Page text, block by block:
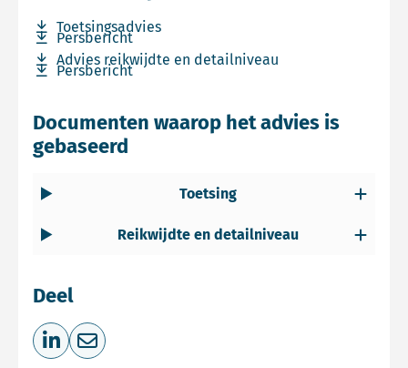
Toetsingsadvies
Download bestand Toetsingsadvies
Persbericht
Download bestand Persbericht
Advies reikwijdte en detailniveau
Download bestand Advies reikwijdte en detailniveau
Persbericht
Download bestand Persbericht
Documenten waarop het advies is
gebaseerd
Toetsing
Reikwijdte en detailniveau
Deel
Deel op LinkedIn
Deel via e-mail